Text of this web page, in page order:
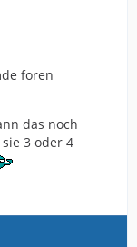
foren
das noch
3 oder 4